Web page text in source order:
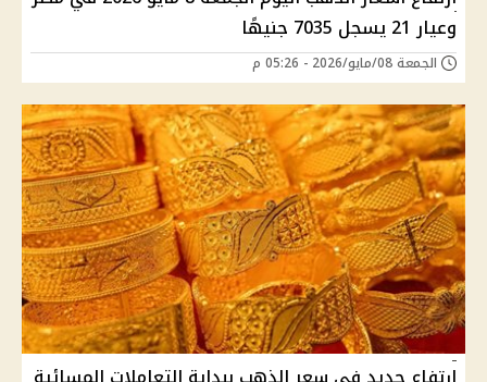
وعيار 21 يسجل 7035 جنيهًا
الجمعة 08/مايو/2026 - 05:26 م